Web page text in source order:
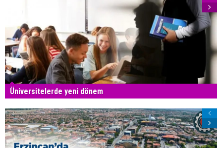
Üniversitelerde yeni dönem